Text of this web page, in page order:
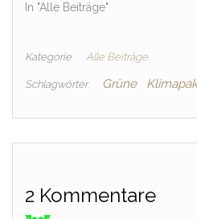
In "Alle Beiträge"
Kategorie Alle Beiträge
Schlagwörter Grüne
2 Kommentare